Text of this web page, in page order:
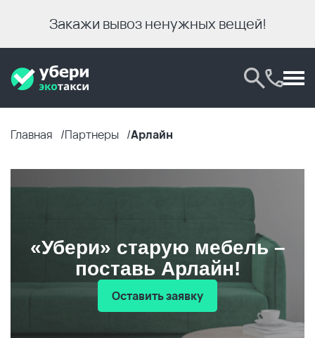
Закажи вывоз ненужных вещей!
Главная Партнеры Арлайн
«Убери» старую мебель –
поставь Арлайн!
Оставить заявку